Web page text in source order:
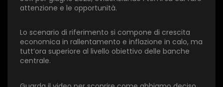
attenzione e le opportunità.
Lo scenario di riferimento si compone di crescita
economica in rallentamento e inflazione in calo, ma
tutt’ora superiore al livello obiettivo delle banche
centrale.
3 stars
2 stars
1 star
Invia